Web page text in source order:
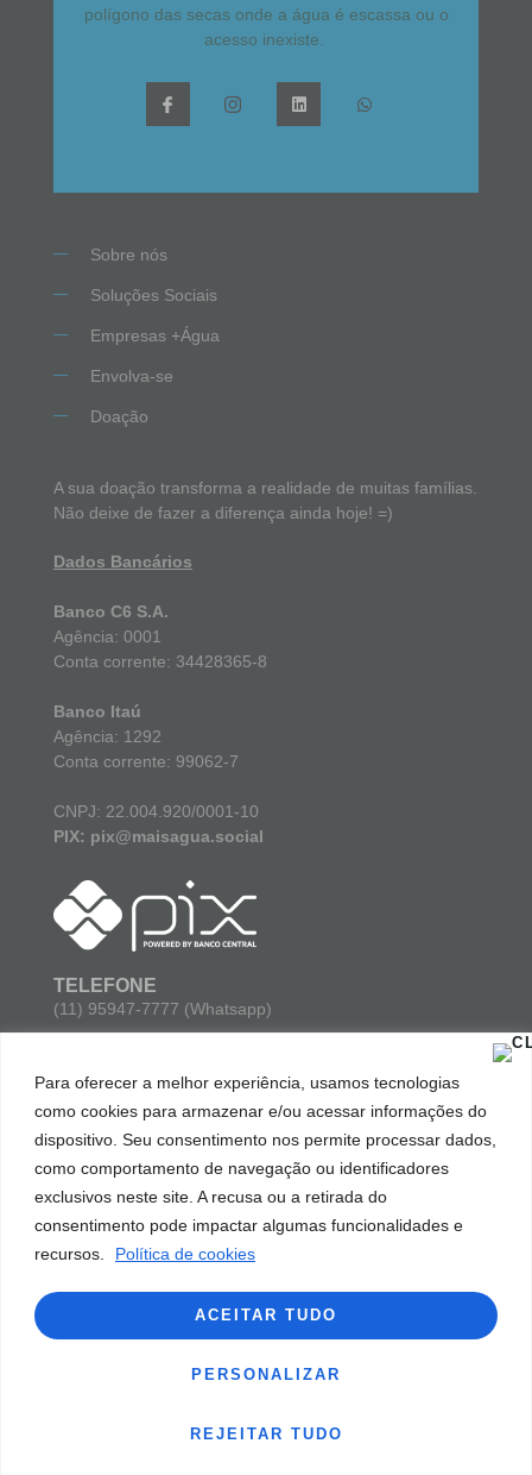
Para oferecer a melhor experiência, usamos tecnologias
como cookies para armazenar e/ou acessar informações do
dispositivo. Seu consentimento nos permite processar dados,
como comportamento de navegação ou identificadores
exclusivos neste site. A recusa ou a retirada do
consentimento pode impactar algumas funcionalidades e
recursos.
Política de cookies
PERSONALIZAR
REJEITAR TUDO
ACEITAR TUDO
polígono das secas onde a água é escassa ou o
acesso inexiste.
Sobre nós
Soluções Sociais
Empresas +Água
Envolva-se
Doação
A sua doação transforma a realidade de muitas famílias.
Não deixe de fazer a diferença ainda hoje! =)
Dados Bancários
Banco C6 S.A.
Agência: 0001
Conta corrente: 34428365-8
Banco Itaú
Agência: 1292
Conta corrente: 99062-7
CNPJ: 22.004.920/0001-10
PIX: pix@maisagua.social
TELEFONE
(11) 95947-7777 (Whatsapp)
contato@maisagua.social
ENDEREÇO
Avenida Paulista 777, sala 102 parte 03. Bela Vista. São
Paulo/SP. Cep: 01311-914.
Todos os direitos reservados. Mais Água © 2023